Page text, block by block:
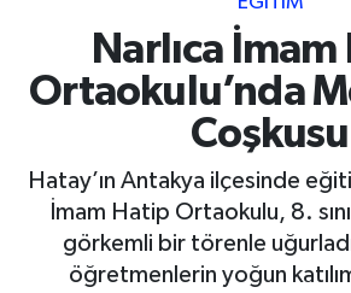
Narlıca
Ortaokulu’nda
Coşkusu
Hatay’ın Antakya ilçesinde
İmam Hatip Ortaokulu, 8.
görkemli bir törenle
öğretmenlerin yoğun
Süper Lig Puan Durumu ve
Tüm Manşetler
Son Dakika Haberleri
Haber Arşivi